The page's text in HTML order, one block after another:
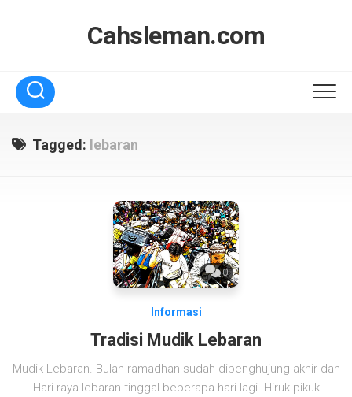
Cahsleman.com
Tagged: lebaran
0
Informasi
Tradisi Mudik Lebaran
Mudik Lebaran. Bulan ramadhan sudah dipenghujung akhir dan
Hari raya lebaran tinggal beberapa hari lagi. Hiruk pikuk